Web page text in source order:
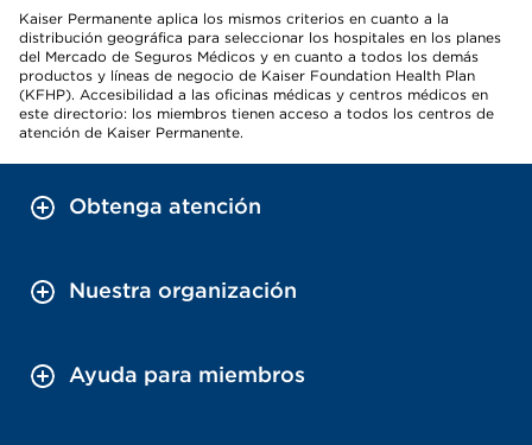
Kaiser Permanente aplica los mismos criterios en cuanto a la
distribución geográfica para seleccionar los hospitales en los planes
del Mercado de Seguros Médicos y en cuanto a todos los demás
productos y líneas de negocio de Kaiser Foundation Health Plan
(KFHP). Accesibilidad a las oficinas médicas y centros médicos en
este directorio: los miembros tienen acceso a todos los centros de
atención de Kaiser Permanente.
Obtenga atención
Nuestra organización
Ayuda para miembros